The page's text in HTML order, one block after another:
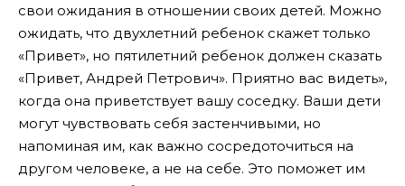
свои ожидания в отношении своих детей. Можно
ожидать, что двухлетний ребенок скажет только
«Привет», но пятилетний ребенок должен сказать
«Привет, Андрей Петрович». Приятно вас видеть»,
когда она приветствует вашу соседку. Ваши дети
могут чувствовать себя застенчивыми, но
напоминая им, как важно сосредоточиться на
другом человеке, а не на себе. Это поможет им